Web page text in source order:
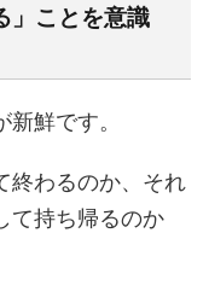
」ことを意識
鮮です。
終わるのか、それ
て持ち帰るのか